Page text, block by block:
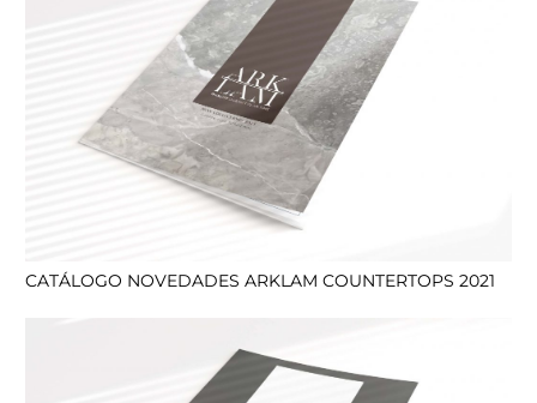
CATÁLOGO NOVEDADES ARKLAM COUNTERTOPS 2021